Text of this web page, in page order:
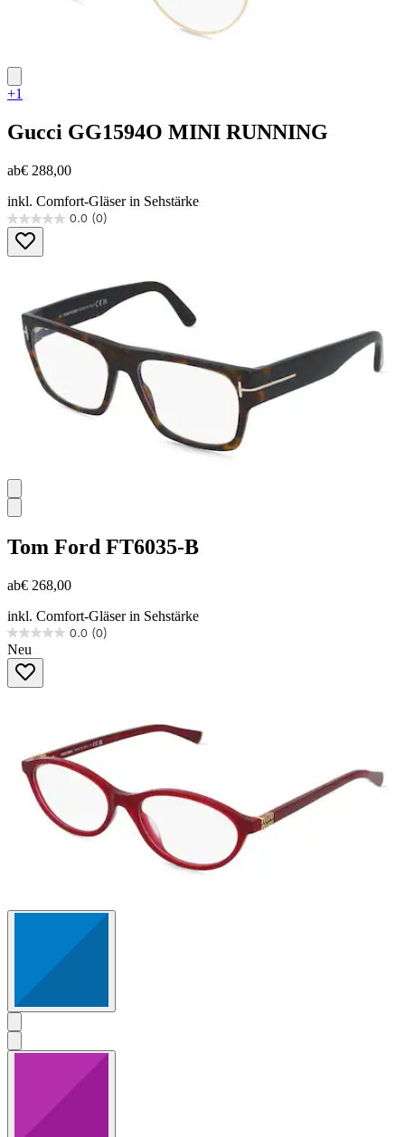
+1
Gucci GG1594O MINI RUNNING
ab€ 288,00
inkl. Comfort-Gläser in Sehstärke
0.0 (0)
0.0
von
5
Tom Ford FT6035-B
ab€ 268,00
inkl. Comfort-Gläser in Sehstärke
0.0 (0)
0.0
von
Sternen.
Neu